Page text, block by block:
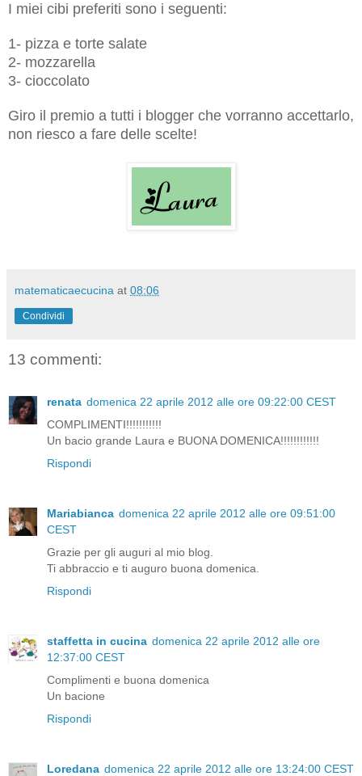
I miei cibi preferiti sono i seguenti:
1- pizza e torte salate
2- mozzarella
3- cioccolato
Giro il premio a tutti i blogger che vorranno accettarlo,
non riesco a fare delle scelte!
matematicaecucina at 08:06
Condividi
13 commenti:
renata domenica 22 aprile 2012 alle ore 09:22:00 CEST
COMPLIMENTI!!!!!!!!!!!
Un bacio grande Laura e BUONA DOMENICA!!!!!!!!!!!!
Rispondi
Mariabianca domenica 22 aprile 2012 alle ore 09:51:00
CEST
Grazie per gli auguri al mio blog.
Ti abbraccio e ti auguro buona domenica.
Rispondi
staffetta in cucina domenica 22 aprile 2012 alle ore
12:37:00 CEST
Complimenti e buona domenica
Un bacione
Rispondi
Loredana domenica 22 aprile 2012 alle ore 13:24:00 CEST